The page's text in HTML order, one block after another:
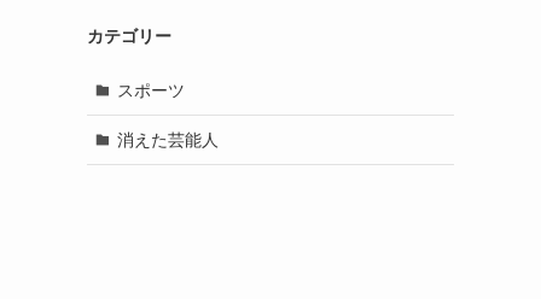
カテゴリー
スポーツ
消えた芸能人